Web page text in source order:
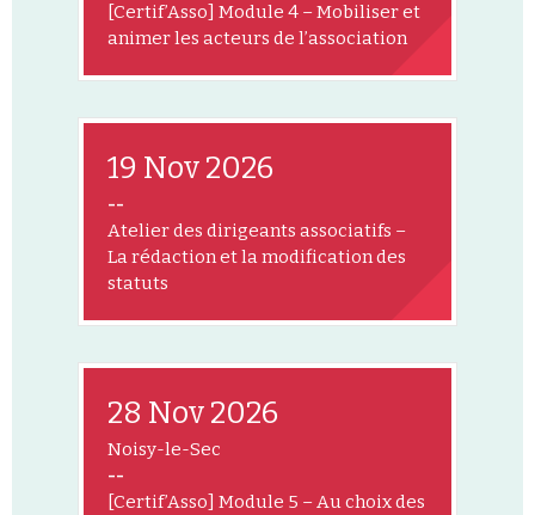
[Certif’Asso] Module 4 – Mobiliser et
animer les acteurs de l’association
19 Nov 2026
--
Atelier des dirigeants associatifs –
La rédaction et la modification des
statuts
28 Nov 2026
Noisy-le-Sec
--
[Certif’Asso] Module 5 – Au choix des